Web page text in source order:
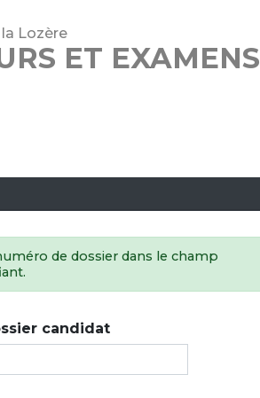
Lozère
ET EXAMENS
de dossier dans le champ
candidat